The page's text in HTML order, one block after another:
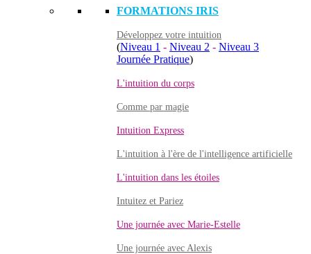
FORMATIONS IRIS
Développez votre intuition
(Niveau 1 - Niveau 2 - Niveau 3
Journée Pratique)
L'intuition du corps
Comme par magie
Intuition Express
L'intuition à l'ère de l'intelligence artificielle
L'intuition dans les étoiles
Intuitez et Pariez
Une journée avec Marie-Estelle
Une journée avec Alexis